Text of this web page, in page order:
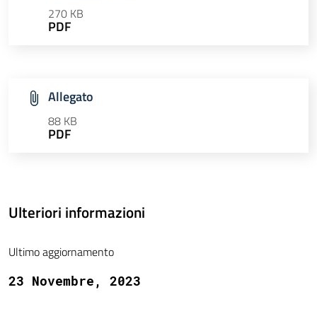
270 KB
PDF
Allegato
88 KB
PDF
Ulteriori informazioni
Ultimo aggiornamento
23 Novembre, 2023